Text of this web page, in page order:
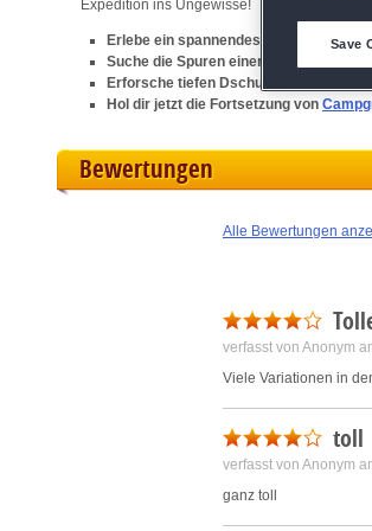
Expedition ins Ungewisse!
Erlebe ein spannendes Klick-
Suche die Spuren einer untergegangen
Erforsche tiefen Dschungel, zerklüftete
Hol dir jetzt die Fortsetzung von
Bewertungen
Alle Bewertungen
verfasst von Anonym
Viele Variationen in
toll
verfasst von Anonym
ganz toll
Save